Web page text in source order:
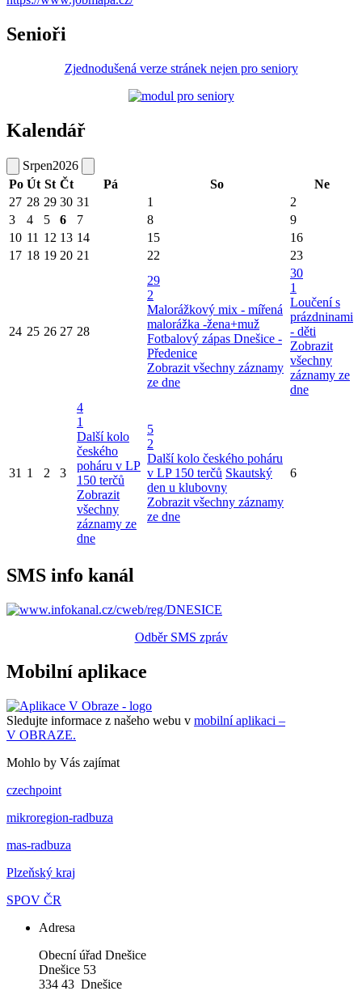
Senioři
Zjednodušená verze stránek nejen pro seniory
Kalendář
Srpen2026
Po Út St Čt Pá So
Ne
27 28 29 30 31 1
2
3
4 5 6 7 8
9
10 11 12 13 14 15
16
17 18 19 20 21 22 23
24 25 26 27 28
29
2
Malorážkový mix - mířená
malorážka -žena+muž
Fotbalový zápas Dnešice -
Předenice
Zobrazit všechny záznamy
ze dne
30
1
Loučení s
prázdninami
- děti
Zobrazit
všechny
záznamy ze
dne
31 1 2 3
4
1
Další kolo
českého
poháru v LP
150 terčů
Zobrazit
všechny
záznamy ze
dne
5
2
Další kolo českého poháru
v LP 150 terčů Skautský
den u klubovny
Zobrazit všechny záznamy
ze dne
6
SMS info kanál
Odběr SMS zpráv
Mobilní aplikace
Sledujte informace z našeho webu v mobilní aplikaci –
V OBRAZE.
Mohlo by Vás zajímat
czechpoint
mikroregion-radbuza
mas-radbuza
Plzeňský kraj
SPOV ČR
Adresa
Obecní úřad Dnešice
Dnešice 53
334 43 Dnešice